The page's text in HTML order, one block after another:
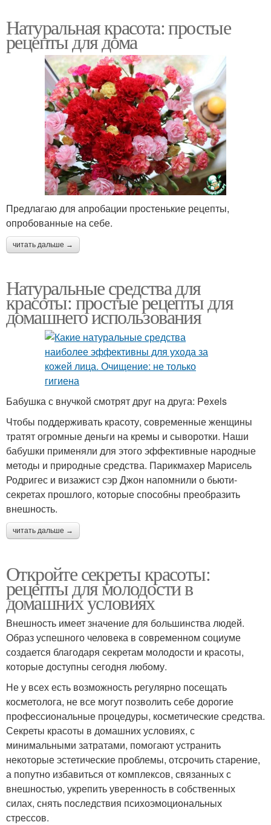
Натуральная красота: простые
рецепты для дома
Предлагаю для апробации простенькие рецепты,
опробованные на себе.
читать дальше →
Натуральные средства для
красоты: простые рецепты для
домашнего использования
Бабушка с внучкой смотрят друг на друга: Pexels
Чтобы поддерживать красоту, современные женщины
тратят огромные деньги на кремы и сыворотки. Наши
бабушки применяли для этого эффективные народные
методы и природные средства. Парикмахер Марисель
Родригес и визажист сэр Джон напомнили о бьюти-
секретах прошлого, которые способны преобразить
внешность.
читать дальше →
Откройте секреты красоты:
рецепты для молодости в
домашних условиях
Внешность имеет значение для большинства людей.
Образ успешного человека в современном социуме
создается благодаря секретам молодости и красоты,
которые доступны сегодня любому.
Не у всех есть возможность регулярно посещать
косметолога, не все могут позволить себе дорогие
профессиональные процедуры, косметические средства.
Секреты красоты в домашних условиях, с
минимальными затратами, помогают устранить
некоторые эстетические проблемы, отсрочить старение,
а попутно избавиться от комплексов, связанных с
внешностью, укрепить уверенность в собственных
силах, снять последствия психоэмоциональных
стрессов.